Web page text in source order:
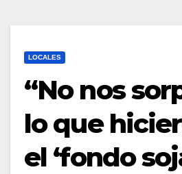
LOCALES
“No nos
lo que
el ‘fondo